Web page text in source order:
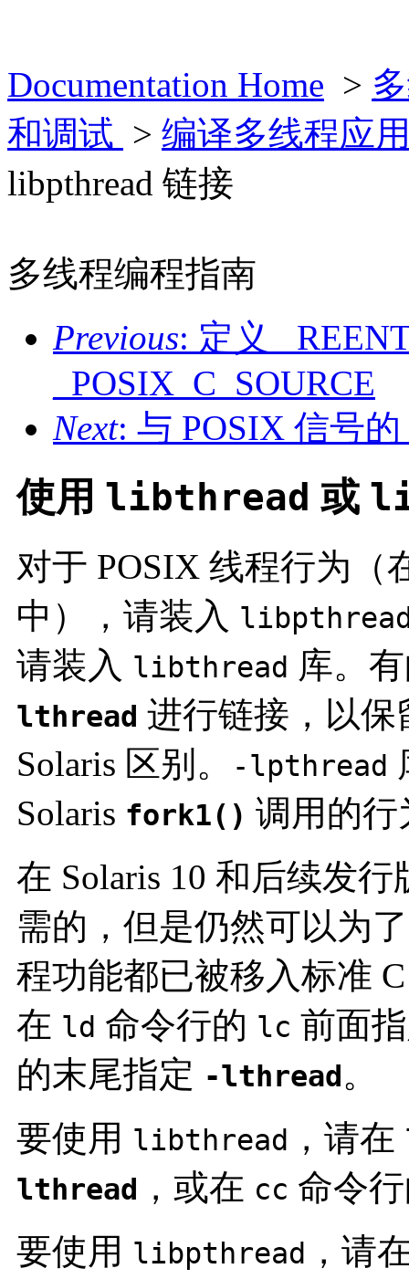
Documentation Home >
和调试 > 编译多线程应
libpthread 链接
多线程编程指南
Previous: 定义
_POSIX_C_SOURCE
Next: 与 POSIX 信号
使用 libthread 或
对于 POSIX 线程行为（
中），请装入
请装入 libthread 库。
lthread 进行链接，以
Solaris 区别。
-lpthread
Solaris fork1() 调用的行
在 Solaris 10 和后续发
需的，但是仍然可以为
程功能都已被移入标准
在 ld 命令行的 lc 前面
的末尾指定 -lthread 。
要使用 libthread ，请在
lthread
，或在 cc 命令
要使用 libpthread ，请